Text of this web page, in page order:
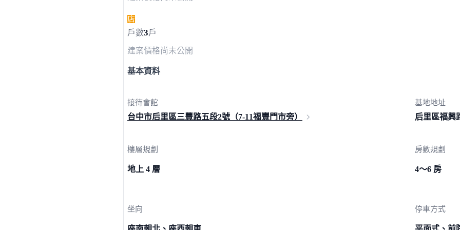
店
戶數3戶
建案價格尚未公開
基本資料
接待會館
台中市后里區三豐路五段2號（7-11福豐門市旁）
基地地址
后里區福興
樓層規劃
地上 4 層
房數規劃
4～6 房
坐向 停車方式